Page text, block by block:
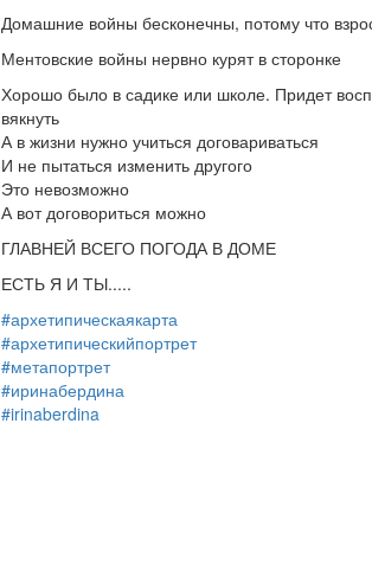
Домашние войны бесконечны, потому что
Ментовские войны нервно курят в сторонке
Хорошо было в садике или школе. Придет
вякнуть
А в жизни нужно учиться договариваться
И не пытаться изменить другого
Это невозможно
А вот договориться можно
ГЛАВНЕЙ ВСЕГО ПОГОДА В ДОМЕ
ЕСТЬ Я И ТЫ.....
#архетипическаякарта
#архетипическийпортрет
#метапортрет
#иринабердина
#irinaberdina